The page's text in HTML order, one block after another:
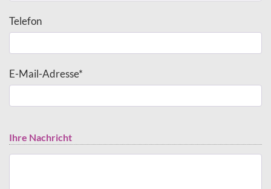
Telefon
E-Mail-Adresse*
Ihre Nachricht